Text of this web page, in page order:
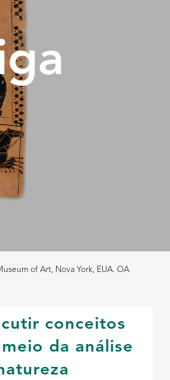
of Art, Nova York, EUA. OA
conceitos
da análise